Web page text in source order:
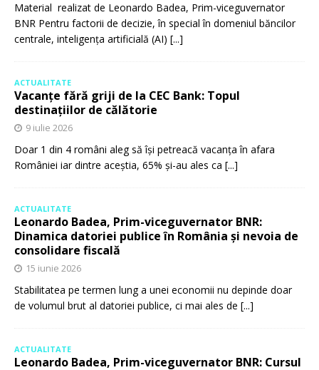
Material realizat de Leonardo Badea, Prim-viceguvernator
BNR Pentru factorii de decizie, în special în domeniul băncilor
centrale, inteligența artificială (AI) [...]
ACTUALITATE
Vacanțe fără griji de la CEC Bank: Topul
destinațiilor de călătorie
9 iulie 2026
Doar 1 din 4 români aleg să își petreacă vacanța în afara
României iar dintre aceștia, 65% și-au ales ca [...]
ACTUALITATE
Leonardo Badea, Prim-viceguvernator BNR:
Dinamica datoriei publice în România și nevoia de
consolidare fiscală
15 iunie 2026
Stabilitatea pe termen lung a unei economii nu depinde doar
de volumul brut al datoriei publice, ci mai ales de [...]
ACTUALITATE
Leonardo Badea, Prim-viceguvernator BNR: Cursul